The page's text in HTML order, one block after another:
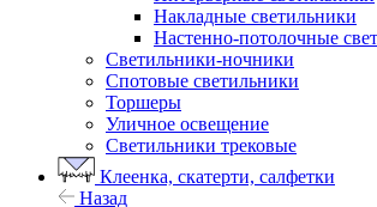
Накладные светильники
Настенно-потолочные
Светильники-ночники
Спотовые светильники
Торшеры
Уличное освещение
Светильники трековые
Клеенка, скатерти, салфетки
Назад